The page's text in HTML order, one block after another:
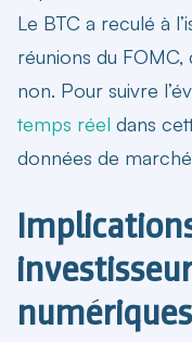
Le BTC a reculé à
réunions du FOMC,
non. Pour suivre
temps réel dans
données de
numériques